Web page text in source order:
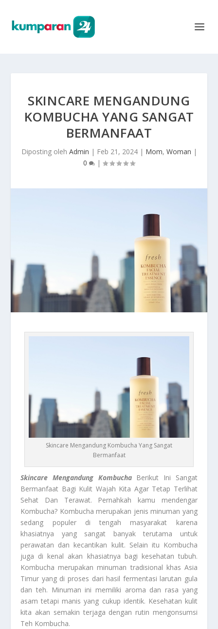
SKINCARE MENGANDUNG
KOMBUCHA YANG SANGAT
BERMANFAAT
Diposting oleh Admin | Feb 21, 2024| Mom, Woman |
0
|
Skincare Mengandung Kombucha Yang Sangat
Bermanfaat
Skincare Mengandung KombuchaBerikut Ini Sangat
Bermanfaat Bagi Kulit Wajah Kita Agar Tetap Terlihat
Sehat Dan Terawat. Pernahkah kamu mendengar
Kombucha? Kombucha merupakan jenis minuman yang
sedang populer di tengah masyarakat karena
khasiatnya yang sangat banyak terutama untuk
perawatan dan kecantikan kulit. Selain itu Kombucha
juga di kenal akan khasiatnya bagi kesehatan tubuh.
Kombucha merupakan minuman tradisional khas Asia
Timur yang di proses dari hasil fermentasi larutan gula
dan teh. Minuman ini memiliki aroma dan rasa yang
asam tetapi manis yang cukup identik. Kesehatan kulit
kita akan semakin terjaga dengan rutin mengonsumsi
Teh Kombucha.